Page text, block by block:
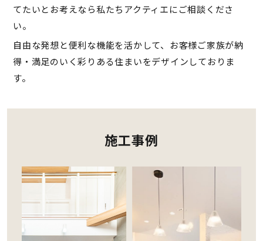
てたいとお考えなら私たちアクティエにご相談くださ
い。
自由な発想と便利な機能を活かして、お客様ご家族が納
得・満足のいく彩りある住まいをデザインしておりま
す。
施工事例